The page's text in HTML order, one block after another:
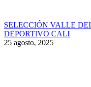
SELECCIÓN VALLE
DEPORTIVO CALI
25 agosto, 2025